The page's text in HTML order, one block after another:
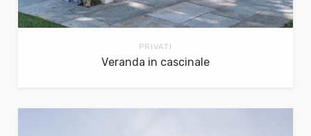
PRIVATI
Veranda in cascinale